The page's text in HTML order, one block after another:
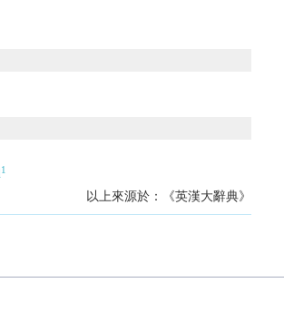
1
以上來源於：《英漢大辭典》